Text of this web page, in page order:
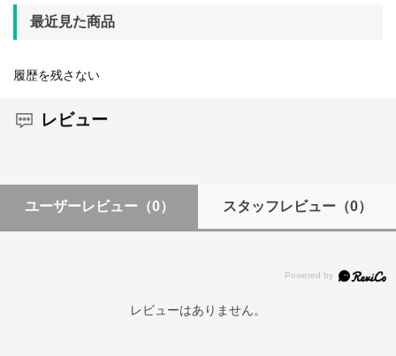
最近見た商品
履歴を残さない
レビュー
ユーザーレビュー （0） スタッフレビュー（0）
レビューはありません。